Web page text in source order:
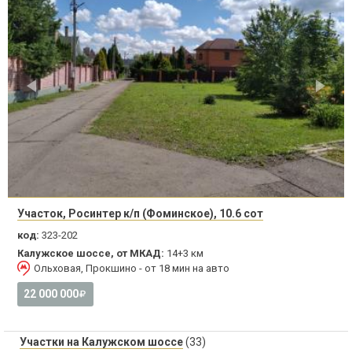
Участок, Росинтер к/п (Фоминское), 10.6 сот
код: 323-202
Калужское шоссе, от МКАД: 14+3 км
Ольховая, Прокшино - от 18 мин на авто
22 000 000
Участки на Калужском шоссе(33)